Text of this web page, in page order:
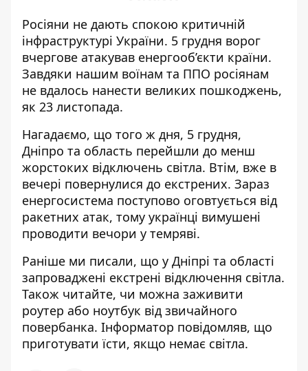
Росіяни не дають спокою критичній
інфраструктурі України. 5 грудня ворог
вчергове атакував енергооб’єкти країни.
Завдяки нашим воїнам та ППО росіянам
не вдалось нанести великих пошкоджень,
як 23 листопада.
Нагадаємо, що того ж дня, 5 грудня,
Дніпро та область перейшли до менш
жорстоких відключень світла. Втім, вже в
вечері повернулися до екстрених. Зараз
енергосистема поступово оговтується від
ракетних атак, тому українці вимушені
проводити вечори у темряві.
Раніше ми писали, що у Дніпрі та області
запроваджені екстрені відключення світла.
Також читайте, чи можна заживити
роутер або ноутбук від звичайного
повербанка. Інформатор повідомляв, що
приготувати їсти, якщо немає світла.